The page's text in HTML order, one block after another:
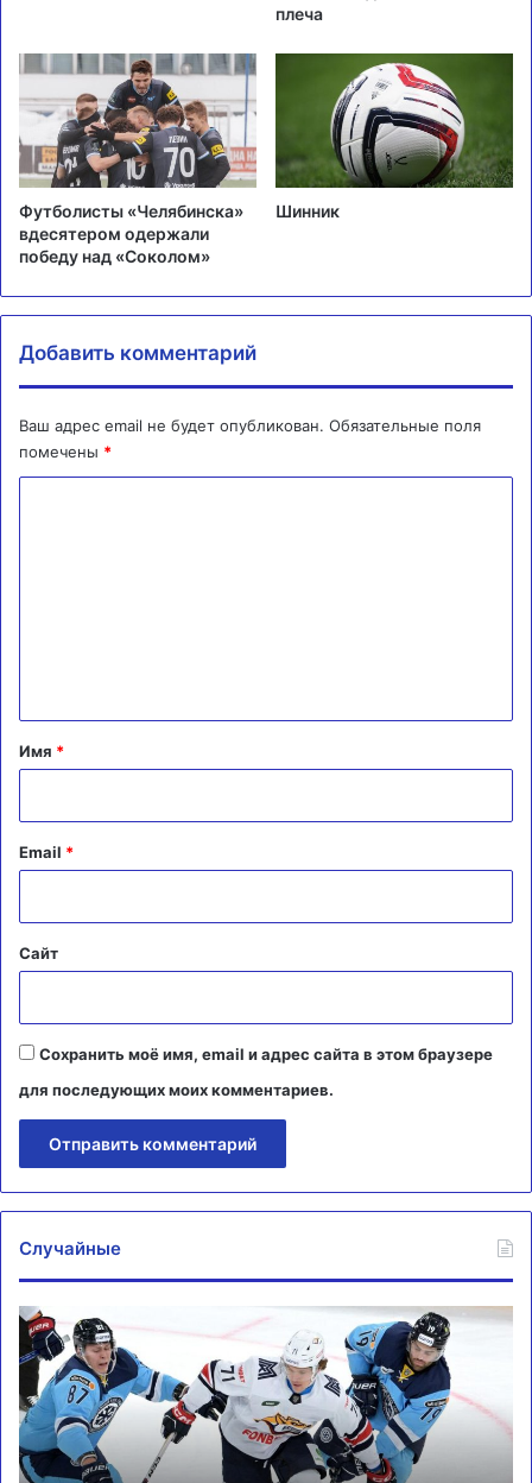
плеча
Футболисты «Челябинска»
вдесятером одержали
победу над «Соколом»
Шинник
Добавить комментарий
Ваш адрес email не будет опубликован. Обязательные поля
помечены *
а
й
Имя *
Email *
Сайт
Сохранить моё имя, email и адрес сайта в этом браузере
для последующих моих комментариев.
Случайные
Сибирь
против
Металлурга:
онлайн
трансляция
матча
КХЛ